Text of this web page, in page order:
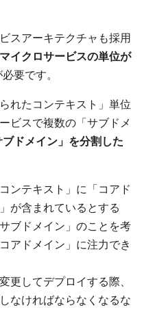
スアーキテクチャも採用
イクロサービスの単位が
要です。
れたコンテキスト」単位
ビスで複数の「サブドメ
ブドメイン」を分割した
ンテキスト」に「コアド
が含まれているとする
ブドメイン」のことを考
アドメイン」に注力でき
更してデプロイする際、
なければならなくなるな